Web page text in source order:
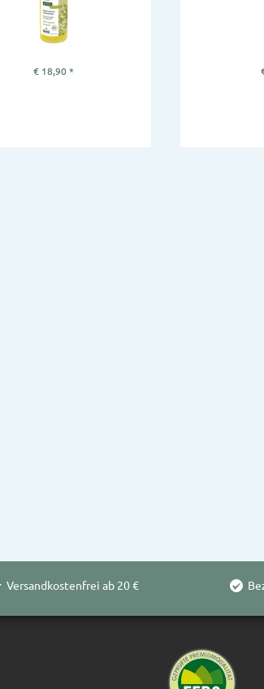
€ 18,90 *
Versandkostenfrei ab 20 €